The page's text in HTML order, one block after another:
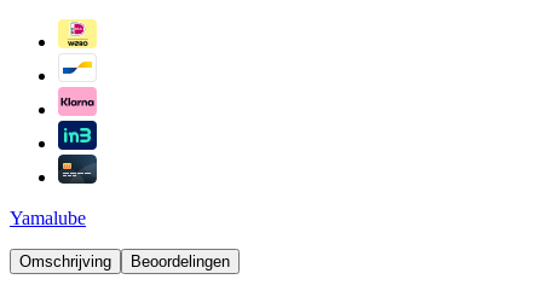
Yamalube
Omschrijving Beoordelingen